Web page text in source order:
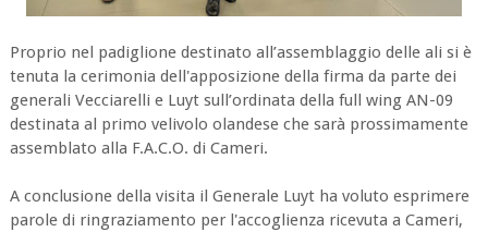
Proprio nel padiglione destinato all’assemblaggio delle ali si è
tenuta la cerimonia dell'apposizione della firma da parte dei
generali Vecciarelli e Luyt sull’ordinata della full wing AN-09
destinata al primo velivolo olandese che sarà prossimamente
assemblato alla F.A.C.O. di Cameri.
A conclusione della visita il Generale Luyt ha voluto esprimere
parole di ringraziamento per l'accoglienza ricevuta a Cameri,